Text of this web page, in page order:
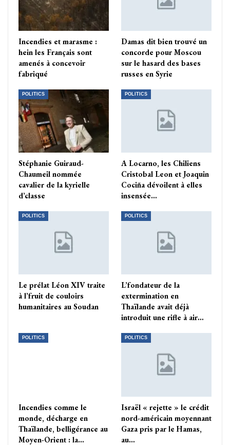
Incendies et marasme :
hein les Français sont
amenés à concevoir
fabriqué
Damas dit bien trouvé un
concorde pour Moscou
sur le hasard des bases
russes en Syrie
POLITICS
Stéphanie Guiraud-
Chaumeil nommée
cavalier de la kyrielle
d’classe
POLITICS
A Locarno, les Chiliens
Cristobal Leon et Joaquin
Cociña dévoilent à elles
insensée…
POLITICS
Le prélat Léon XIV traite
à l’fruit de couloirs
humanitaires au Soudan
POLITICS
L’fondateur de la
extermination en
Thaïlande avait déjà
introduit une rifle à air…
POLITICS
Incendies comme le
monde, décharge en
Thaïlande, belligérance au
Moyen-Orient : la…
POLITICS
Israël « rejette » le crédit
nord-américain moyennant
Gaza pris par le Hamas,
au…